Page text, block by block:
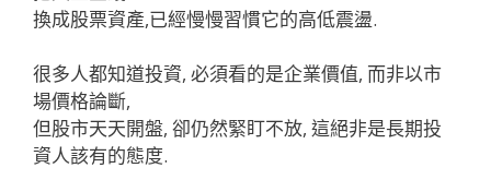
換成股票資產,已經慢慢習慣它的高低震盪.
很多人都知道投資, 必須看的是企業價值, 而非以市
場價格論斷,
但股市天天開盤, 卻仍然緊盯不放, 這絕非是長期投
資人該有的態度.